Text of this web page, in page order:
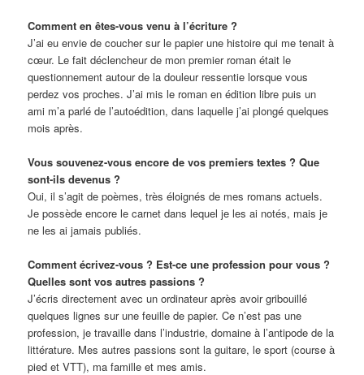
Comment en êtes-vous venu à l’écriture ?
J’ai eu envie de coucher sur le papier une histoire qui me tenait à
cœur. Le fait déclencheur de mon premier roman était le
questionnement autour de la douleur ressentie lorsque vous
perdez vos proches. J’ai mis le roman en édition libre puis un
ami m’a parlé de l’autoédition, dans laquelle j’ai plongé quelques
mois après.
Vous souvenez-vous encore de vos premiers textes ? Que
sont-ils devenus ?
Oui, il s’agit de poèmes, très éloignés de mes romans actuels.
Je possède encore le carnet dans lequel je les ai notés, mais je
ne les ai jamais publiés.
Comment écrivez-vous ? Est-ce une profession pour vous ?
Quelles sont vos autres passions ?
J’écris directement avec un ordinateur après avoir gribouillé
quelques lignes sur une feuille de papier. Ce n’est pas une
profession, je travaille dans l’industrie, domaine à l’antipode de la
littérature. Mes autres passions sont la guitare, le sport (course à
pied et VTT), ma famille et mes amis.